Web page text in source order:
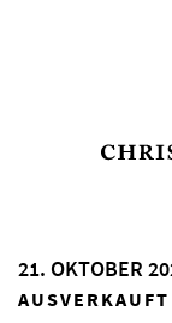
21. OKTOBER
AUSVERKAUFT